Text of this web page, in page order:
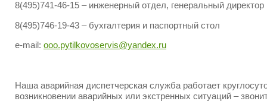
8(495)741-46-15 – инженерный отдел, генеральный директор
8(495)746-19-43 – бухгалтерия и паспортный стол
e-mail: ooo.pytilkovoservis@yandex.ru
Наша аварийная диспетчерская служба работает
возникновении аварийных или экстренных ситуаций –